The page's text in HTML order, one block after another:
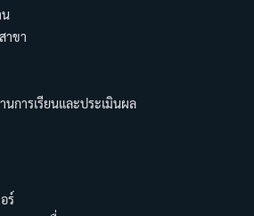
าขา
นการเรียนและประเมินผล
ร์